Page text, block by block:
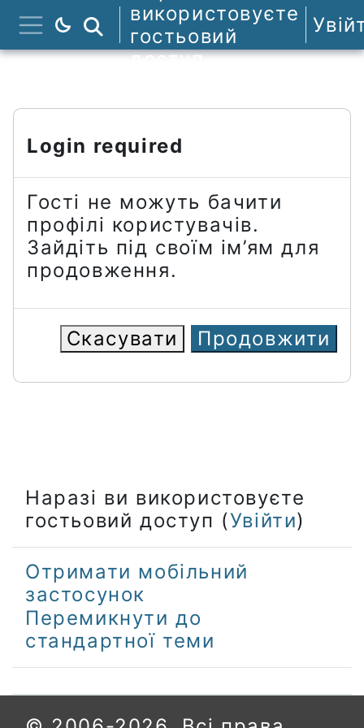
Перейти до головного вмісту
Бокова панель
Пошук курсів
використовуєте
гостьовий
доступ
Login required
Гості не можуть бачити
профілі користувачів.
Зайдіть під своїм ім’ям для
продовження.
Скасувати Продовжити
Наразі ви використовуєте
гостьовий доступ (Увійти)
Отримати мобільний
застосунок
Перемикнути до
стандартної теми